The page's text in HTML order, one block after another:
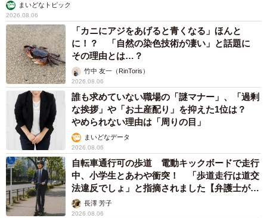
まいどなトピック
2026.08.06
「カニにアジをあげると青くなる」ほんと
に！？ 「自然の染色技術が凄い」と話題に
その理由とは…？
竹中 友一（RinToris）
2026.08.06
誰も求めていない職場の「謎マナー」、「過剰
な挨拶」や「お土産配り」を抑えた1位は？
やめられない理由は「周りの目」
まいどなデータ
2026.08.06
自転車通行可の歩道 電動キックボードで走行
中、小学生とあわや衝突！ 「歩道走行は道交
法違反でしょ」と指摘されました【弁護士が解
説】長澤 芳子
2026.08.06